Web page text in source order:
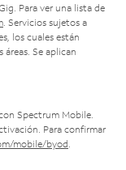
Para ver una lista de
. Servicios sujetos a
los cuales están
Se aplican
Spectrum Mobile.
Para confirmar
mobile/byod